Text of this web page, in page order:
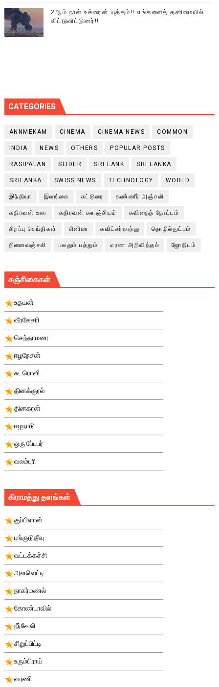
2ஆம் நாள் உக்ரைன் யுத்தம்!! எங்களைத் தனிமையில்
விட்டுவிட்டுனர்!!
CATEGORIES
ANNMEKAM CINEMA CINEMA NEWS COMMON
INDIA NEWS OTHERS POPULAR POSTS
RASIPALAN SLIDER SRI LANK SRI LANKA
SRILANKA SWISS NEWS TECHNOLOGY WORLD
இந்தியா இலங்கை கட்டுரை கண்ணீர் அஞ்சலி
கதிரவன் உலா கதிரவன் களஞ்சியம் கவிதைத் தோட்டம்
சிறப்பு செய்திகள் சினிமா சுவிட்சர்லாந்து தொழில்நுட்பம்
நினைவஞ்சலி பலதும் பத்தும் மரண அறிவித்தல் ஜோதிடம்
சஞ்சிகைகள்
உதயன்
வீரகேசரி
செந்தாமரை
ஈழநேசன்
சுடரொளி
தினக்குரல்
தினகரன்
ஈழநாடு
ஒரு பே்பபர்
வலம்புரி
கிராமத்து தளங்கள்
குப்பிளான்
புங்குடுதீவு
வட்டக்கச்சி
அளவெட்டி
நாகர்மணல்
கோண்டாவில்
நீர்வேலி
சிறுப்பிட்டி
உரும்பிராய்
வரணி